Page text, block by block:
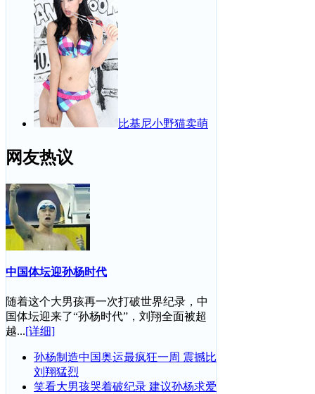
比基尼小野猫卖萌
网友热议
中国体坛迎孙杨时代
随着这个大男孩再一次打破世界纪录，中
国体坛迎来了“孙杨时代”，刘翔全面被超
越...[详细]
孙杨制造中国奥运最疯狂一周 震撼比
刘翔猛烈
笑看大男孩哭着破纪录 建议孙杨求爱